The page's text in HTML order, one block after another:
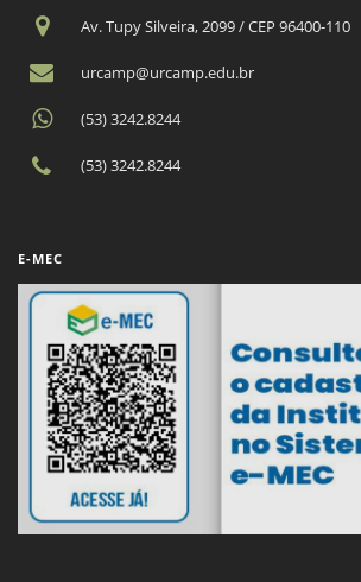
Av. Tupy Silveira, 2099 / CEP 96400-110
urcamp@urcamp.edu.br
(53) 3242.8244
(53) 3242.8244
E-MEC